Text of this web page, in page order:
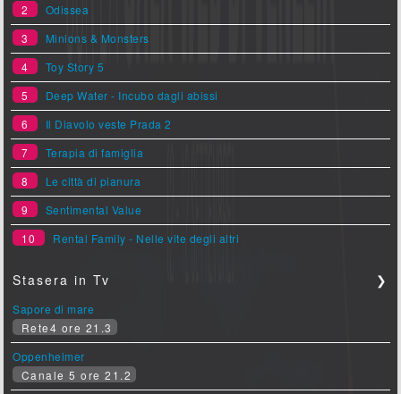
2
Odissea
3
Minions & Monsters
4
Toy Story 5
5
Deep Water - Incubo dagli abissi
6
Il Diavolo veste Prada 2
7
Terapia di famiglia
8
Le città di pianura
9
Sentimental Value
10
Rental Family - Nelle vite degli altri
Stasera in Tv ❯
Sapore di mare
Rete4 ore 21.3
Oppenheimer
Canale 5 ore 21.2